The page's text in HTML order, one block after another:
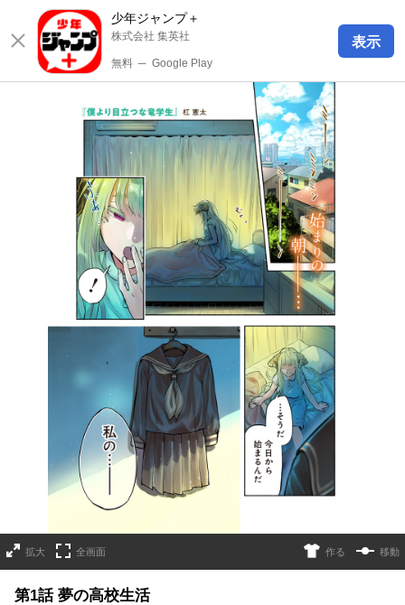
少年ジャンプ＋
株式会社 集英社
無料 ─ Google Play
表示
拡大 全画面 作る 移動
第1話 夢の高校生活